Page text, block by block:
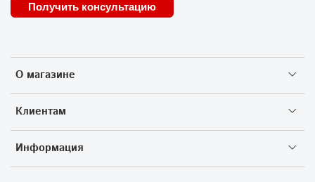
О магазине
Клиентам
Информация
Получить консультацию